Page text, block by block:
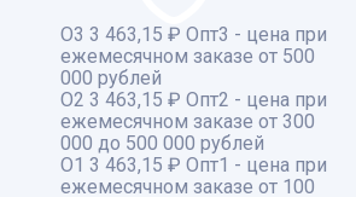
О3 3 463,15 ₽ Опт3 - цена при
ежемесячном заказе от 500
000 рублей
О2 3 463,15 ₽ Опт2 - цена при
ежемесячном заказе от 300
000 до 500 000 рублей
О1 3 463,15 ₽ Опт1 - цена при
ежемесячном заказе от 100